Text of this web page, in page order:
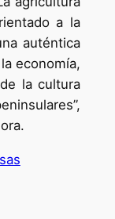
a la
auténtica
economía,
la cultura